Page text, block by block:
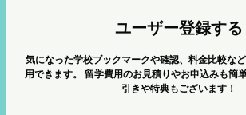
ユーザー登録する
気になった学校ブックマークや確認、料金比較な
用できます。
留学費用のお見積りやお申込みも簡
引きや特典もございます！